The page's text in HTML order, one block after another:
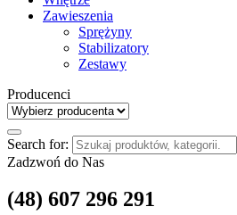
Zawieszenia
Sprężyny
Stabilizatory
Zestawy
Producenci
Search for:
Zadzwoń do Nas
(48) 607 296 291